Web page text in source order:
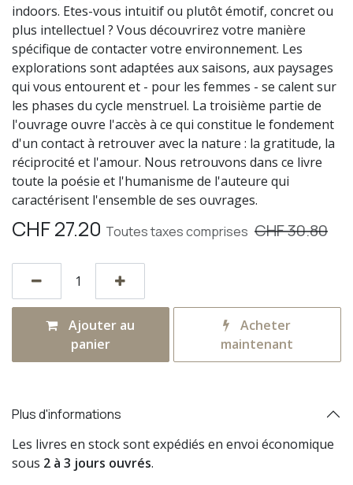
indoors. Etes-vous intuitif ou plutôt émotif, concret ou
plus intellectuel ? Vous découvrirez votre manière
spécifique de contacter votre environnement. Les
explorations sont adaptées aux saisons, aux paysages
qui vous entourent et - pour les femmes - se calent sur
les phases du cycle menstruel. La troisième partie de
l'ouvrage ouvre l'accès à ce qui constitue le fondement
d'un contact à retrouver avec la nature : la gratitude, la
réciprocité et l'amour. Nous retrouvons dans ce livre
toute la poésie et l'humanisme de l'auteure qui
caractérisent l'ensemble de ses ouvrages.
CHF27.20 Toutes taxes comprises CHF30.80
Ajouter au
panier
Acheter
maintenant
Plus d'informations
Les livres en stock sont expédiés en envoi économique
sous 2 à 3 jours ouvrés.